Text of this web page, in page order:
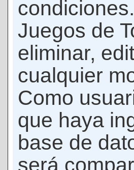
condiciones.
Juegos de
eliminar,
cualquier
Como
que haya
base de
será